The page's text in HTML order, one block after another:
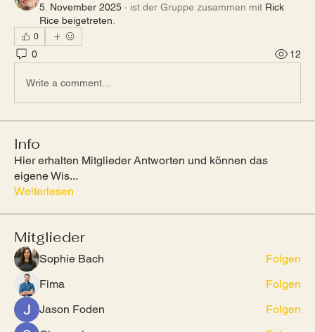
5. November 2025 · ist der Gruppe zusammen mit Rick
Rice beigetreten
0
0 12
Write a comment...
Info
Hier erhalten Mitglieder Antworten und können das
eigene Wis...
Weiterlesen
Mitglieder
Sophie Bach
Folgen
Fima
Folgen
Jason Foden
Folgen